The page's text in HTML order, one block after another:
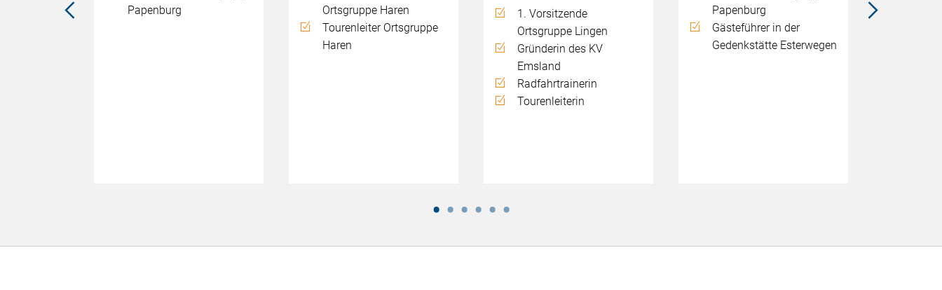
Papenburg
Ortsgruppe Haren
Tourenleiter Ortsgruppe
Haren
1. Vorsitzende
Ortsgruppe Lingen
Gründerin des KV
Emsland
Radfahrtrainerin
Tourenleiterin
Papenburg
Gästeführer in der
Gedenkstätte Esterwegen